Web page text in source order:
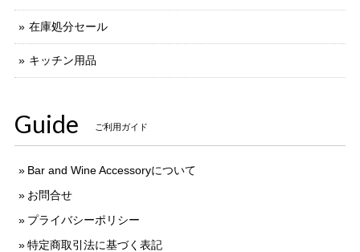
在庫処分セール
キッチン用品
Guide ご利用ガイド
Bar and Wine Accessoryについて
お問合せ
プライバシーポリシー
特定商取引法に基づく表記